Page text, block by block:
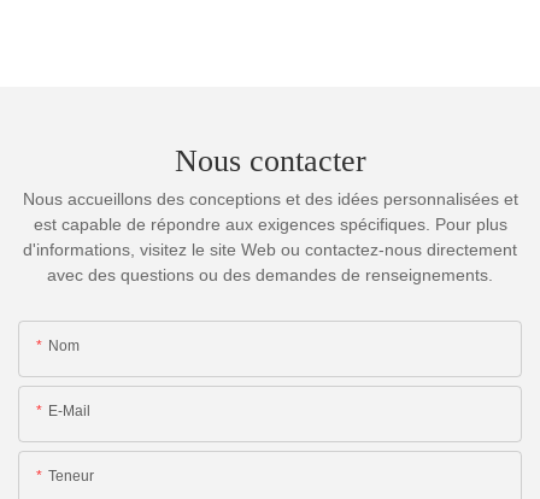
Nous contacter
Nous accueillons des conceptions et des idées personnalisées et
est capable de répondre aux exigences spécifiques. Pour plus
d'informations, visitez le site Web ou contactez-nous directement
avec des questions ou des demandes de renseignements.
Nom
E-Mail
Teneur